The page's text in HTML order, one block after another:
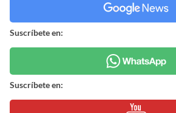
Suscríbete en:
Suscríbete en: